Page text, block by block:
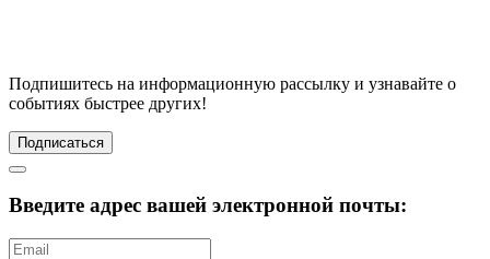
Подпишитесь на информационную рассылку и узнавайте о
событиях быстрее других!
Подписаться
Введите адрес вашей электронной почты: